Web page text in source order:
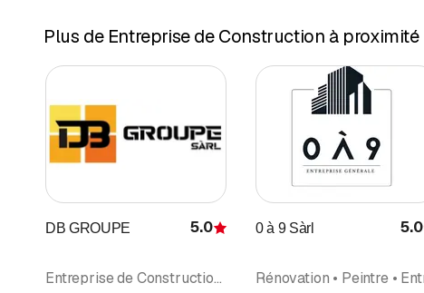
Plus de Entreprise de Construction à proximité
DB GROUPE Évaluation
5.0
Entreprise de Construction • Rénovation • Façades • Peintre • Entreprise de Peinture • Plâtrier • Plâtrerie-peinture • Isolation • Entreprise générale
0 à 9 Sàrl 5.0